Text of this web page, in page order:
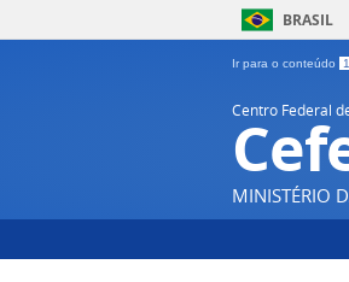
BRASIL
Ir para o conteúdo 1
Centro Federal
MINISTÉRIO